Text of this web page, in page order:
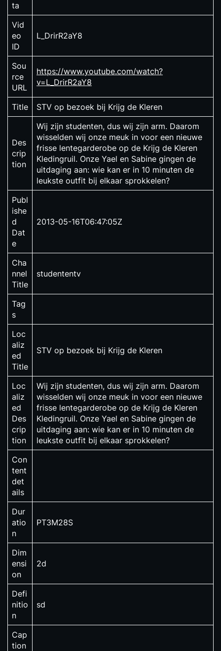
ta
Vid
eo
ID
L_DrirR2aY8
Sou
rce
URL
https://www.youtube.com/watch?
v=L_DrirR2aY8
Title STV op bezoek bij Krijg de Kleren
Des
crip
tion
Wij zijn studenten, dus wij zijn arm. Daarom
wisselden wij onze meuk in voor een nieuwe
frisse lentegarderobe op de Krijg de Kleren
Kledingruil. Onze Yael en Sabine gingen de
uitdaging aan: wie kan er in 10 minuten de
leukste outfit bij elkaar sprokkelen?
Publ
ishe
d
Dat
e
2013-05-16T06:47:05Z
Cha
nnel
Title
studententv
Tag
s
Loc
aliz
ed
Title
STV op bezoek bij Krijg de Kleren
Loc
aliz
ed
Des
crip
tion
Wij zijn studenten, dus wij zijn arm. Daarom
wisselden wij onze meuk in voor een nieuwe
frisse lentegarderobe op de Krijg de Kleren
Kledingruil. Onze Yael en Sabine gingen de
uitdaging aan: wie kan er in 10 minuten de
leukste outfit bij elkaar sprokkelen?
Con
tent
det
ails
Dur
atio
n
PT3M28S
Dim
ensi
on
2d
Defi
nitio
n
sd
Cap
tion